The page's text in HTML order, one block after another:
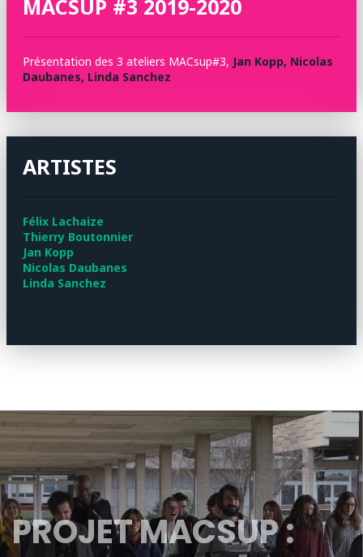
MACSUP #3 2019-2020
Présentation des 3 ateliers MACsup#3, Jan Kopp, Nicolas
Daubanes, Linda Sanchez
ARTISTES
Félix Lachaize
Thierry Boutonnier
Jan Kopp
Nicolas Daubanes
Linda Sanchez
PROJET MACSUP :